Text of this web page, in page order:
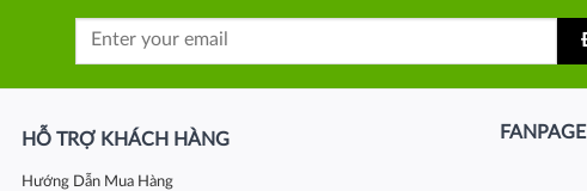
HỖ TRỢ KHÁCH HÀNG
Hướng Dẫn Mua Hàng
FANPAGE